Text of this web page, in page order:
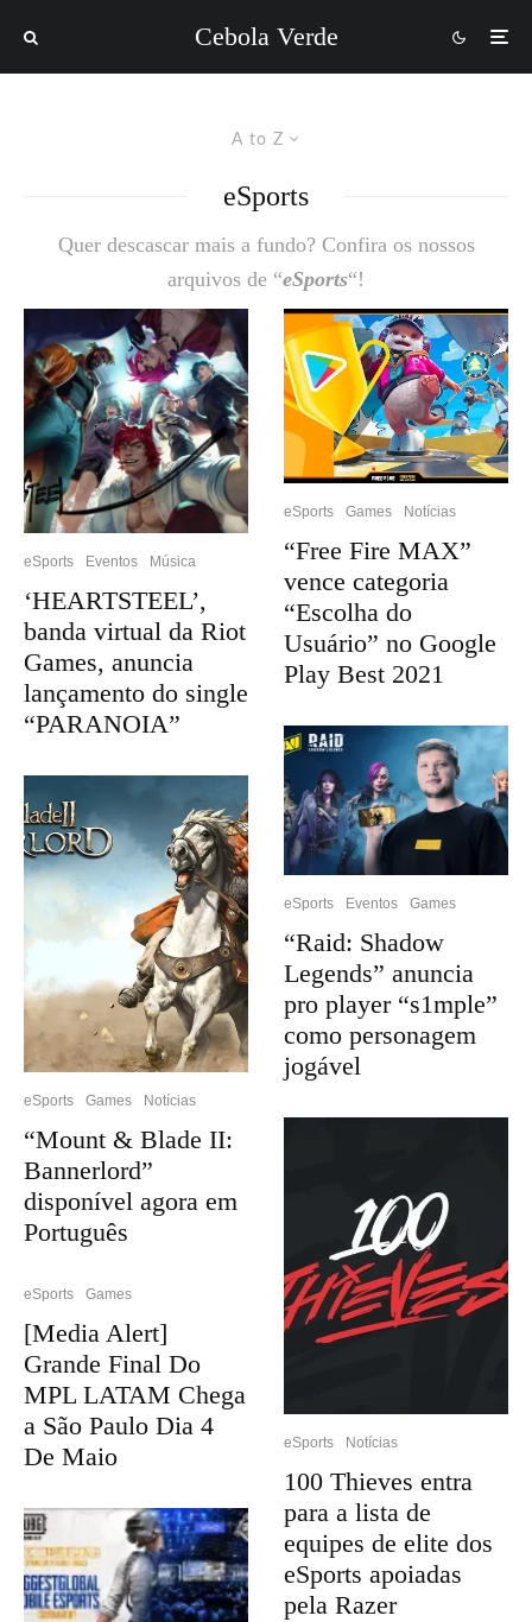
Cebola Verde
A to Z
eSports
Quer descascar mais a fundo? Confira os nossos
arquivos de “eSports“!
eSports Eventos Música
‘HEARTSTEEL’,
banda virtual da Riot
Games, anuncia
lançamento do single
“PARANOIA”
eSports Games Notícias
“Mount & Blade II:
Bannerlord”
disponível agora em
Português
eSports Games
[Media Alert]
Grande Final Do
MPL LATAM Chega
a São Paulo Dia 4
De Maio
eSports Games Notícias
“Free Fire MAX”
vence categoria
“Escolha do
Usuário” no Google
Play Best 2021
eSports Eventos Games
“Raid: Shadow
Legends” anuncia
pro player “s1mple”
como personagem
jogável
eSports Notícias
100 Thieves entra
para a lista de
equipes de elite dos
eSports apoiadas
pela Razer